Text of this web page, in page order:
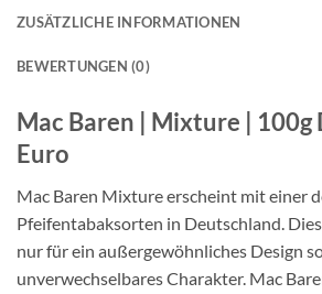
ZUSÄTZLICHE INFORMATIONEN
BEWERTUNGEN (0)
Mac Baren | Mixture | 100g
Euro
Mac Baren Mixture erscheint mit einer
Pfeifentabaksorten in Deutschland.
nur für ein außergewöhnliches Design
unverwechselbares Charakter. Mac